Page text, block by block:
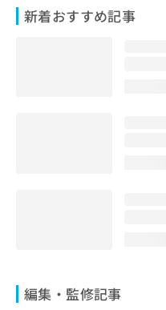
新着おすすめ記事
編集・監修記事
お
問